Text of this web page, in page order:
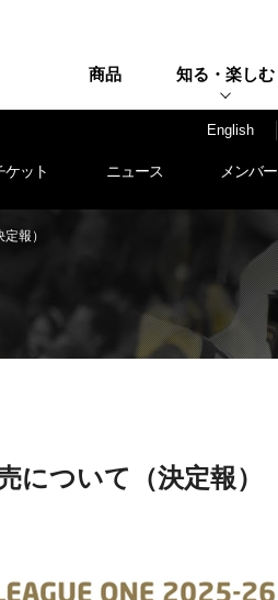
商品 知る・楽しむ
English
ケット ニュース メンバー
報）
ついて（決定報）